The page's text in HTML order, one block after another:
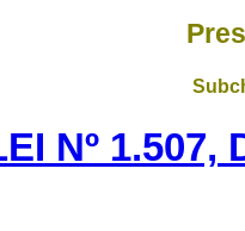
Nº 1.507,